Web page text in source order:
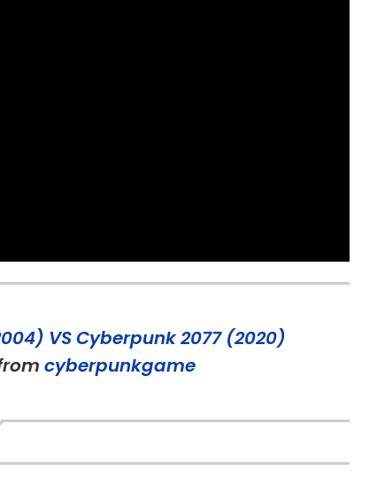
VS Cyberpunk 2077 (2020)
cyberpunkgame